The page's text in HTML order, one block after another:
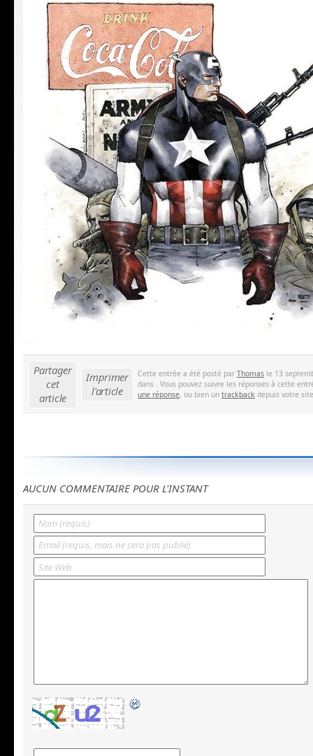
Partager
cet
article
Imprimer
l'article
Cette entrée a été posté par Thomas le 13
dans . Vous pouvez suivre les réponses à cette
une réponse, ou bien un trackback depuis votre
AUCUN COMMENTAIRE POUR L'INSTANT